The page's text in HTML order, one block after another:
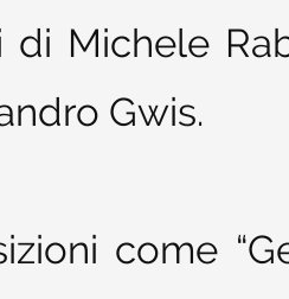
di Michele
Gwis.
come